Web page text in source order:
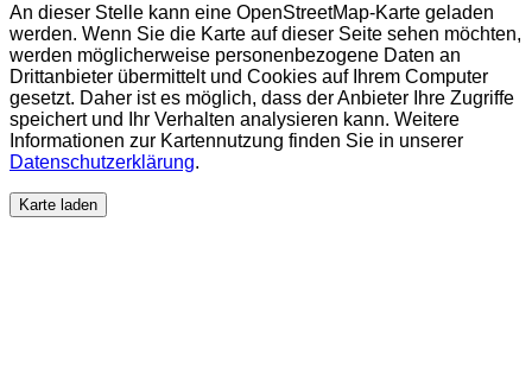
An dieser Stelle kann eine OpenStreetMap-Karte geladen
werden. Wenn Sie die Karte auf dieser Seite sehen möchten,
werden möglicherweise personenbezogene Daten an
Drittanbieter übermittelt und Cookies auf Ihrem Computer
gesetzt. Daher ist es möglich, dass der Anbieter Ihre Zugriffe
speichert und Ihr Verhalten analysieren kann. Weitere
Informationen zur Kartennutzung finden Sie in unserer
Datenschutzerklärung.
Karte laden